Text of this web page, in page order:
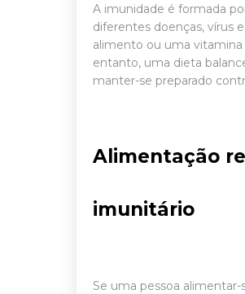
A imunidade é formada
diferentes doenças, vírus
alimento ou uma vitamina
entanto, uma dieta
manter-se preparado
Alimentação
imunitário
Se uma pessoa